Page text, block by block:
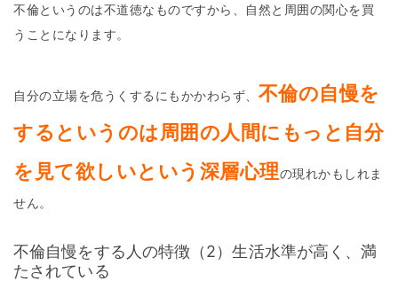
不倫というのは不道徳なものですから、自然と周囲の関心を買
うことになります。
自分の立場を危うくするにもかかわらず、 不倫の自慢を
するというのは周囲の人間にもっと自分
を見て欲しいという深層心理の現れかもしれま
せん。
不倫自慢をする人の特徴（2）生活水準が高く、満
たされている